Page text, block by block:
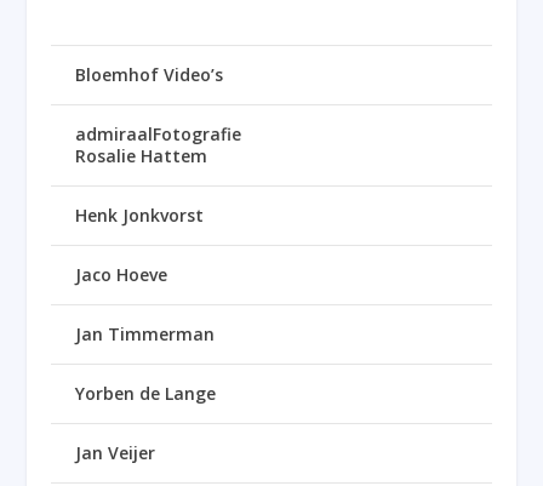
Bloemhof Video’s
admiraalFotografie
Rosalie Hattem
Henk Jonkvorst
Jaco Hoeve
Jan Timmerman
Yorben de Lange
Jan Veijer